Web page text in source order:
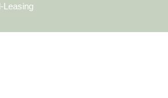
Leasing